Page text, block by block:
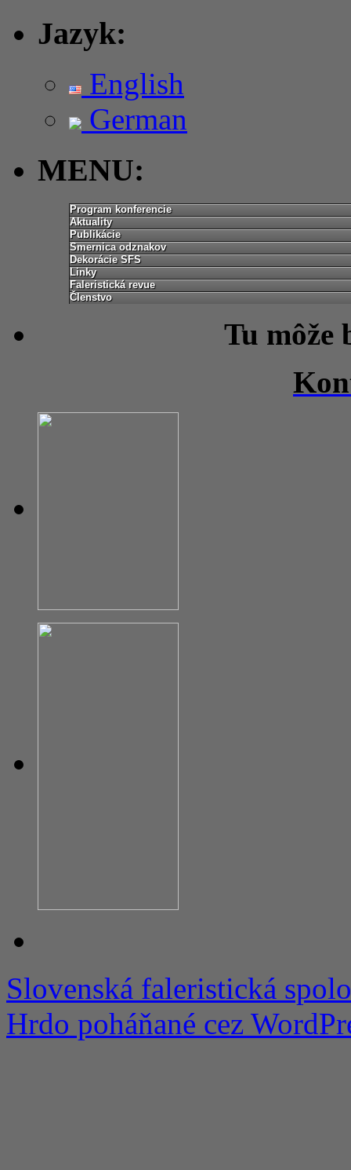
Jazyk:
English
German
MENU:
Program konferencie
Aktuality
Publikácie
Smernica odznakov
Dekorácie SFS
Linky
Faleristická revue
Členstvo
Tu môže
Slovenská faleristická
Hrdo poháňané cez